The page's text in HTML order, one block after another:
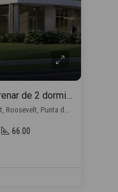
Venta apartamento a estrenar de 2 dormitorios, en Punta del Este con financiación propia
Avenida Franklin Delano Roosevelt, Roosevelt, Punta del Este
66.00